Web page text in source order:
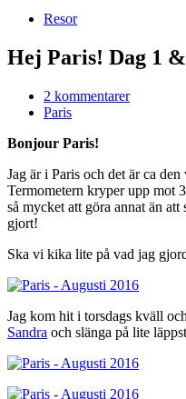
Resor
Hej Paris! Dag 1
2 kommentarer
Paris
Bonjour Paris!
Jag är i Paris och det är ca
Termometern kryper upp mot
så mycket att göra annat än att
gjort!
Ska vi kika lite på vad jag
Jag kom hit i torsdags kväll
Sandra och slänga på lite